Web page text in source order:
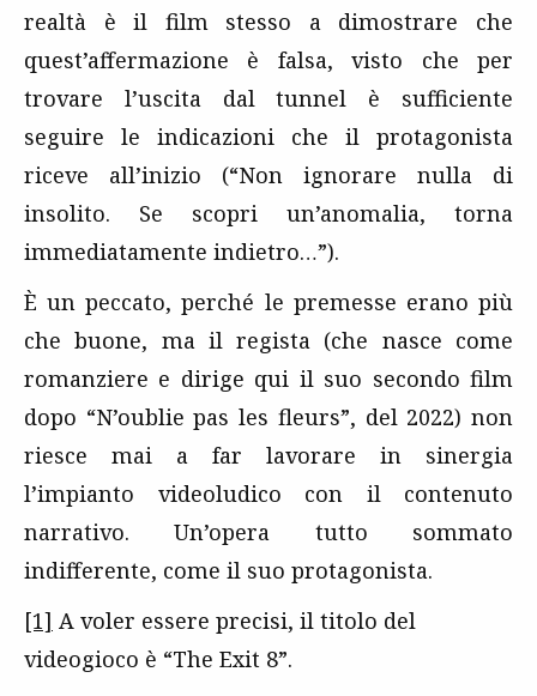
realtà è il film stesso a dimostrare che
quest’affermazione è falsa, visto che per
trovare l’uscita dal tunnel è sufficiente
seguire le indicazioni che il protagonista
riceve all’inizio (“Non ignorare nulla di
insolito. Se scopri un’anomalia, torna
immediatamente indietro…”).
È un peccato, perché le premesse erano più
che buone, ma il regista (che nasce come
romanziere e dirige qui il suo secondo film
dopo “N’oublie pas les fleurs”, del 2022) non
riesce mai a far lavorare in sinergia
l’impianto videoludico con il contenuto
narrativo. Un’opera tutto sommato
indifferente, come il suo protagonista.
[1] A voler essere precisi, il titolo del
videogioco è “The Exit 8”.